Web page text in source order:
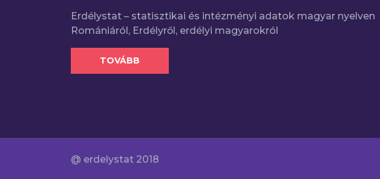
Erdélystat – statisztikai és intézményi adatok magyar nyelven
Romániáról, Erdélyről, erdélyi magyarokról
TOVÁBB
@ erdelystat 2018